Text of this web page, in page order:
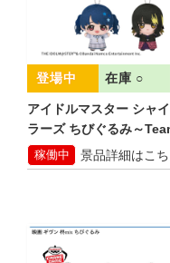
アイドルマスター シャ
ラーズ ちびぐるみ～
～vol.2
在庫 ○
稼働中